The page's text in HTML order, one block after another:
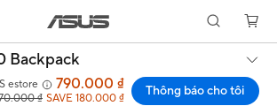
Backpack
estore 790.000 ₫
₫ SAVE 180.000 ₫ Thông báo cho tôi